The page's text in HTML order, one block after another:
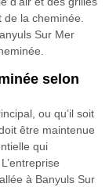
de la cheminée.
Sur Mer
selon
ou qu’il soit
être maintenue
qui
à Banyuls Sur